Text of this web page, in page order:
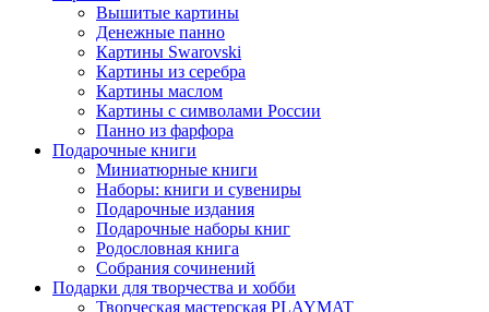
Вышитые картины
Денежные панно
Картины Swarovski
Картины из серебра
Картины маслом
Картины с символами России
Панно из фарфора
Подарочные книги
Миниатюрные книги
Наборы: книги и сувениры
Подарочные издания
Подарочные наборы книг
Родословная книга
Собрания сочинений
Подарки для творчества и хобби
Творческая мастерская PLAYMAT